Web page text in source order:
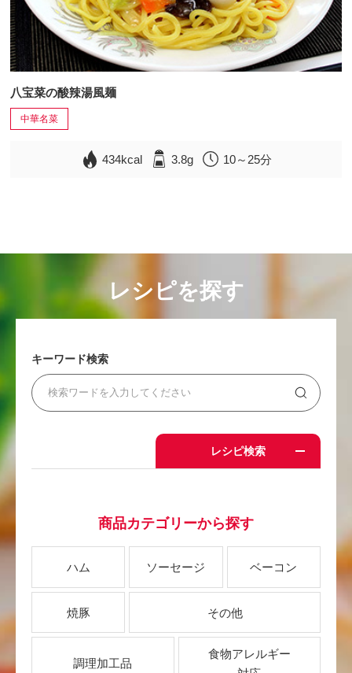
八宝菜の酸辣湯風麺
中華名菜
434kcal 3.8g 10～25分
レシピを探す
キーワード検索
レシピ検索
商品カテゴリーから探す
ハム ソーセージ ベーコン
焼豚 その他
調理加工品
食物アレルギー